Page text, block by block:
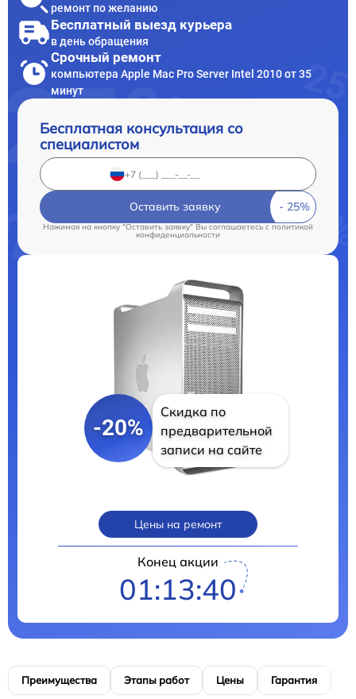
ремонт по желанию
Бесплатный выезд курьера
в день обращения
Срочный ремонт
компьютера Apple Mac Pro Server Intel 2010 от 35
минут
Бесплатная консультация со
специалистом
Оставить заявку
Нажимая на кнопку "Оставить заявку" Вы соглашаетесь cполитикой
конфиденциальности
-20%
Скидка по
предварительной
записи на сайте
Цены на ремонт
Конец акции
01:13:39
Преимущества Этапы работ Цены Гарантия